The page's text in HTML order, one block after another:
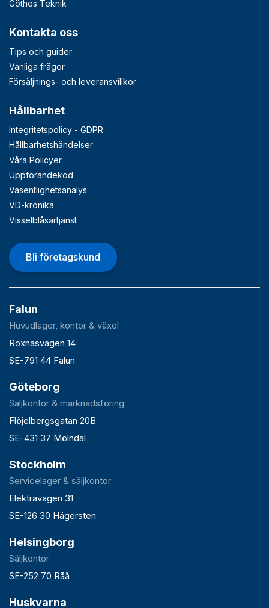
Göthes Teknik
Kontakta oss
Tips och guider
Vanliga frågor
Försäljnings- och leveransvillkor
Hållbarhet
Integritetspolicy - GDPR
Hållbarhetshändelser
Våra Policyer
Uppförandekod
Väsentlighetsanalys
VD-krönika
Visselblåsartjänst
Bli företagskund
Falun
Huvudlager, kontor & växel
Roxnäsvägen 14
SE-791 44 Falun
Göteborg
Säljkontor & marknadsföring
Flöjelbergsgatan 20B
SE-431 37 Mölndal
Stockholm
Servicelager & säljkontor
Elektravägen 31
SE-126 30 Hägersten
Helsingborg
Säljkontor
SE-252 70 Råå
Huskvarna